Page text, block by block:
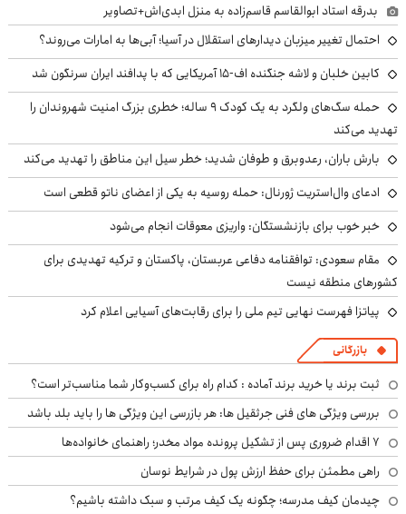
بدرقه استاد ابوالقاسم قاسم‌زاده به منزل ابدی‌اش+تصاویر
احتمال تغییر میزبان دیدارهای استقلال در آسیا؛ آبی‌ها به امارات می‌روند؟
کابین خلبان و لاشه جنگنده اف-۱۵ آمریکایی که با پدافند ایران سرنگون شد
حمله سگ‌های ولگرد به یک کودک ۹ ساله؛ خطری بزرگ امنیت شهروندان را
تهدید می‌کند
بارش باران، رعدوبرق و طوفان شدید؛ خطر سیل این مناطق را تهدید می‌کند
ادعای وال‌استریت ژورنال: حمله روسیه به یکی از اعضای ناتو قطعی است
خبر خوب برای بازنشستگان: واریزی معوقات انجام می‌شود
مقام سعودی: توافقنامه دفاعی عربستان، پاکستان و ترکیه تهدیدی برای
کشورهای منطقه نیست
پیاتزا فهرست نهایی تیم ملی را برای رقابت‌های آسیایی اعلام کرد
بازرگانی
ثبت برند یا خرید برند آماده : کدام راه برای کسب‌وکار شما مناسب‌تر است؟
بررسی ویژگی های فنی جرثقیل ها: هر بازرسی این ویژگی ها را باید بلد باشد
۷ اقدام ضروری پس از تشکیل پرونده مواد مخدر؛ راهنمای خانواده‌ها
راهی مطمئن برای حفظ ارزش پول در شرایط نوسان
چیدمان کیف مدرسه؛ چگونه یک کیف مرتب و سبک داشته باشیم؟